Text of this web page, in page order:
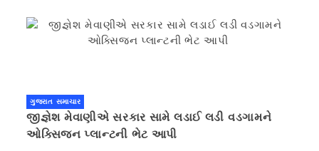
ગુજરાત સમાચાર
જીજ્ઞેશ મેવાણીએ સરકાર સામે લડાઈ લડી વડગામને
ઓક્સિજન પ્લાન્ટની ભેટ આપી